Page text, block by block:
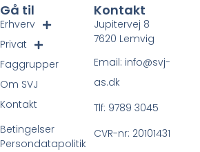
Gå til
Erhverv
Privat
Faggrupper
Om SVJ
Kontakt
Betingelser
Persondatapolitik
Kontakt
Jupitervej 8
7620 Lemvig
Email: info@svj-
as.dk
Tlf: 9789 3045
CVR-nr: 20101431